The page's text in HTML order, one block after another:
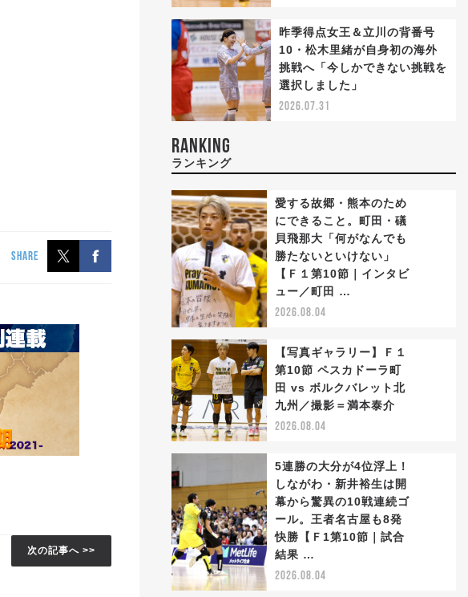
SHARE
次の記事へ >>
昨季得点女王＆立川の背番号
10・松木里緒が自身初の海外
挑戦へ「今しかできない挑戦を
選択しました」
2026.07.31
RANKING
ランキング
愛する故郷・熊本のため
にできること。町田・礒
貝飛那大「何がなんでも
勝たないといけない」
【Ｆ１第10節｜インタビ
ュー／町田 …
2026.08.04
【写真ギャラリー】Ｆ１
第10節 ペスカドーラ町
田 vs ボルクバレット北
九州／撮影＝満本泰介
2026.08.04
5連勝の大分が4位浮上！
しながわ・新井裕生は開
幕から驚異の10戦連続ゴ
ール。王者名古屋も8発
快勝【Ｆ1第10節｜試合
結果 …
2026.08.04